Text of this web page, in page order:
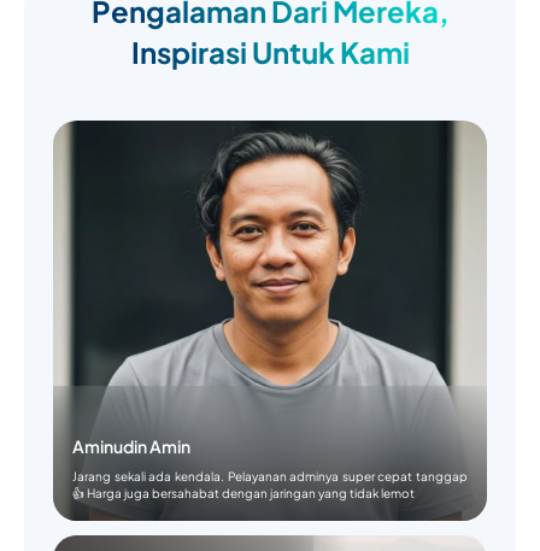
Pengalaman Dari Mereka,
Inspirasi Untuk Kami
Aminudin Amin
Jarang sekali ada kendala. Pelayanan adminya super cepat tanggap
👍 Harga juga bersahabat dengan jaringan yang tidak lemot